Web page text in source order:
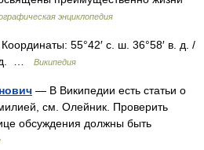
энциклопедия
55°42′ с. ш. 36°58′ в. д. /
д. …
Википедия
— В Википедии есть статьи о
см. Олейник. Проверить
обсуждения должны быть